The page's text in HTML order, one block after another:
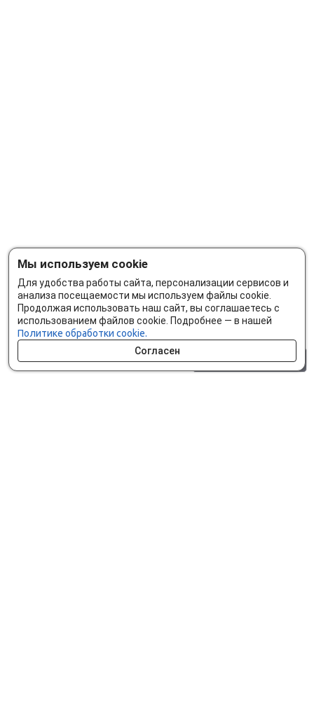
Мы используем cookie
Для удобства работы сайта, персонализации сервисов и
анализа посещаемости мы используем файлы cookie.
Продолжая использовать наш сайт, вы соглашаетесь с
использованием файлов cookie. Подробнее — в нашей
Политике обработки cookie.
Согласен